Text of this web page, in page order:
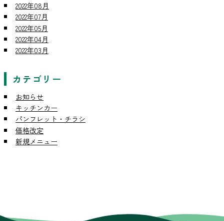
2022年08月
2022年07月
2022年05月
2022年04月
2022年03月
カテゴリー
お知らせ
キッチンカー
パンフレット・チラシ
価格改定
新規メニュー